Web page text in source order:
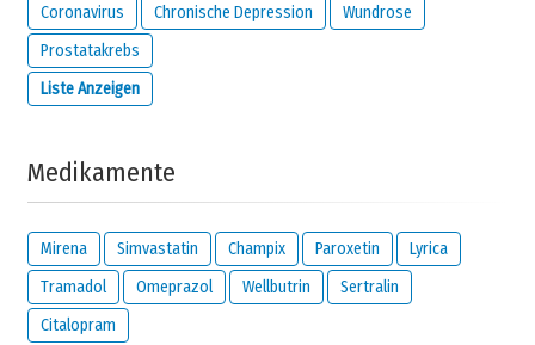
keine
Antwort
gar keine
Kontrolle
Wie sehr leidenSie durch die Krankheit?
keine
Antwort
gar
nichts
ich leide
sehr
Coronavirus Chronische Depression
Wundrose
Prostatakrebs
Liste Anzeigen
Medikamente
Mirena Simvastatin Champix Paroxetin
Lyrica
Tramadol
Omeprazol Wellbutrin
Sertralin
Citalopram